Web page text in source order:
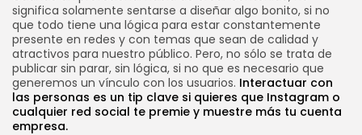
significa solamente sentarse a diseñar algo bonito, si no
que todo tiene una lógica para estar constantemente
presente en redes y con temas que sean de calidad y
atractivos para nuestro público. Pero, no sólo se trata de
publicar sin parar, sin lógica, si no que es necesario que
generemos un vínculo con los usuarios. Interactuar con
las personas es un tip clave si quieres que Instagram o
cualquier red social te premie y muestre más tu cuenta
empresa.